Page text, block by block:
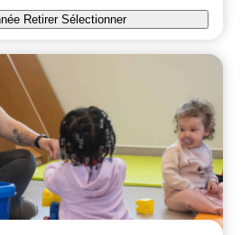
Retirer Sélectionner